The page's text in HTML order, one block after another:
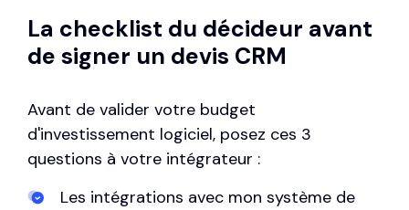
La checklist du décideur avant
de signer un devis CRM
Avant de valider votre budget
d'investissement logiciel, posez ces 3
questions à votre intégrateur :
Les intégrations avec mon système de